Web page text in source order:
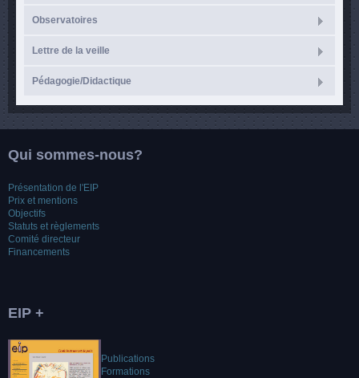
Observatoires
Lettre de la veille
Pédagogie/Didactique
Qui sommes-nous?
Présentation de l'EIP
Prix et mentions
Objectifs
Statuts et règlements
Comité directeur
Financements
EIP +
Publications
Formations